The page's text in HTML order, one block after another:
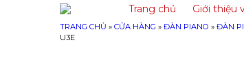
Trang chủ Giới thiệu
TRANG CHỦ » CỬA HÀNG » ĐÀN PIANO » ĐÀN
U3E